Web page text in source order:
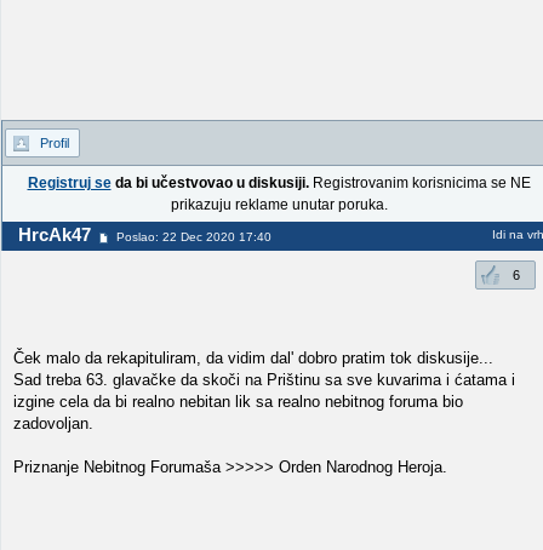
Profil
Registruj seda bi učestvovao u diskusiji.Registrovanim korisnicima se NE
prikazuju reklame unutar poruka.
HrcAk47 Poslao: 22 Dec 2020 17:40 Idi na vrh
6
Ček malo da rekapituliram, da vidim dal' dobro pratim tok diskusije...
Sad treba 63. glavačke da skoči na Prištinu sa sve kuvarima i ćatama i
izgine cela da bi realno nebitan lik sa realno nebitnog foruma bio
zadovoljan.
Priznanje Nebitnog Forumaša >>>>> Orden Narodnog Heroja.